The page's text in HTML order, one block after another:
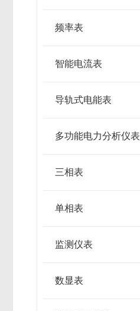
频率表
智能电流表
导轨式电能表
多功能电力分析仪表
三相表
单相表
监测仪表
数显表